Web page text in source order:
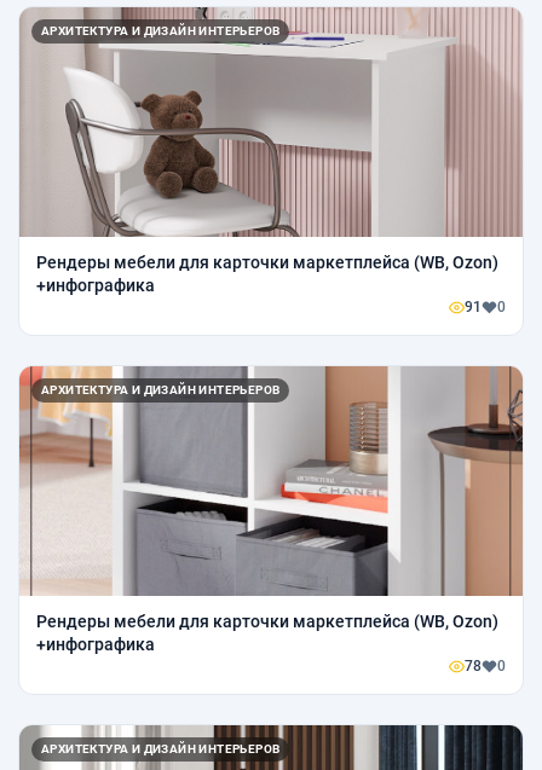
АРХИТЕКТУРА И ДИЗАЙН ИНТЕРЬЕРОВ
Рендеры мебели для карточки маркетплейса (WB, Ozon)
+инфографика
91 0
АРХИТЕКТУРА И ДИЗАЙН ИНТЕРЬЕРОВ
Рендеры мебели для карточки маркетплейса (WB, Ozon)
+инфографика
78 0
АРХИТЕКТУРА И ДИЗАЙН ИНТЕРЬЕРОВ